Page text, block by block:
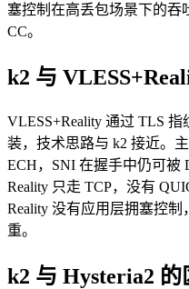
塞控制在高丢包场景下的吞
CC。
k2 与
VLESS+Reality 通过 TLS
装，技术思路与 k2 接近。
ECH，SNI 在握手中仍可被
Reality 只走 TCP，没有
Reality 没有应用层拥塞控
重。
k2 与 Hysteria2 的